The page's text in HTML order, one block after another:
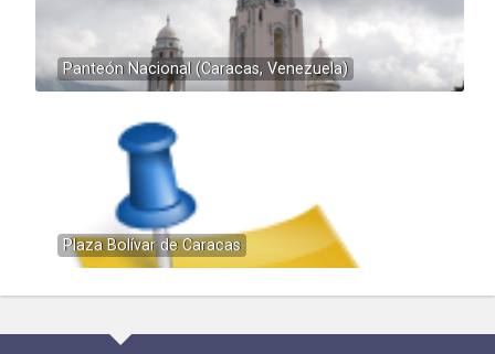
Panteón Nacional (Caracas, Venezuela)
Plaza Bolívar de Caracas